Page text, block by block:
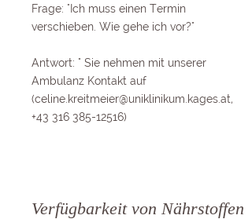
Frage: "Ich muss einen Termin
verschieben. Wie gehe ich vor?"
Antwort: " Sie nehmen mit unserer
Ambulanz Kontakt auf
(celine.kreitmeier@uniklinikum.kages.at,
+43 316 385-12516)
Verfügbarkeit von Nährstoffen